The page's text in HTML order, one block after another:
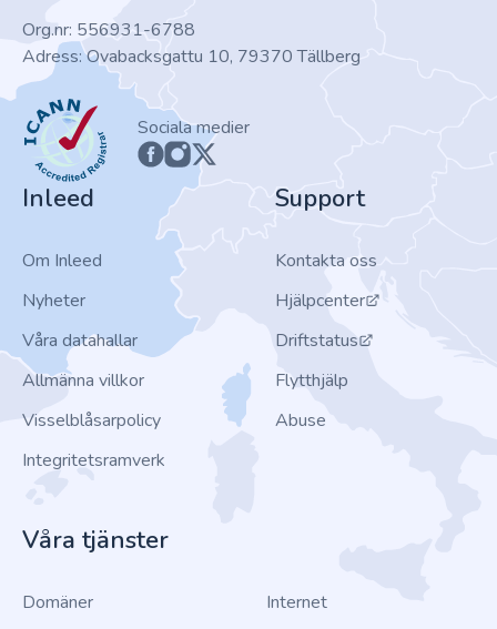
Org.nr: 556931-6788
Adress: Ovabacksgattu 10, 79370 Tällberg
ICANN
Sociala medier
Inleed
Om Inleed
Nyheter
Våra datahallar
Allmänna villkor
Visselblåsarpolicy
Integritetsramverk
Support
Kontakta oss
Hjälpcenter
Driftstatus
Flytthjälp
Abuse
Våra tjänster
Domäner
Internet